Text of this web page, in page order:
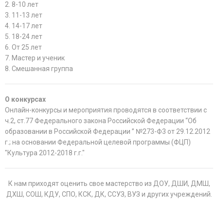
2. 8-10 лет
3. 11-13 лет
4. 14-17 лет
5. 18-24 лет
6. От 25 лет
7. Мастер и ученик
8. Смешанная группа
О конкурсах
Онлайн-конкурсы и мероприятия проводятся в соответствии с
ч.2, ст.77 Федерального закона Российской Федерации “Об
образовании в Российской Федерации ” №273-Ф3 от 29.12.2012
г.; на основании Федеральной целевой программы (ФЦП)
"Культура 2012-2018 г.г."
К нам приходят оценить свое мастерство из ДОУ, ДШИ, ДМШ,
ДХШ, СОШ, КДУ, СПО, КСК, ДК, ССУЗ, ВУЗ и других учреждений.